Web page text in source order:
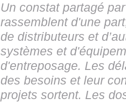
Un constat partagé
rassemblent d'une
de distributeurs et
systèmes et
d'entreposage. Les
des besoins et leur
projets sortent. Les